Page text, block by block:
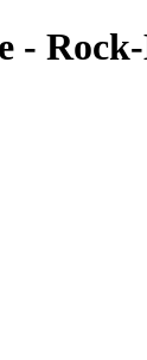
-